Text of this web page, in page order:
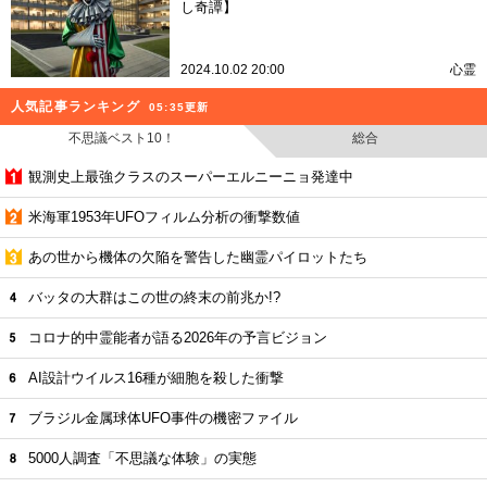
し奇譚】
2024.10.02 20:00 心霊
人気記事ランキング 05:35更新
不思議ベスト10！ 総合
観測史上最強クラスのスーパーエルニーニョ発達中
米海軍1953年UFOフィルム分析の衝撃数値
あの世から機体の欠陥を警告した幽霊パイロットたち
バッタの大群はこの世の終末の前兆か!?
コロナ的中霊能者が語る2026年の予言ビジョン
AI設計ウイルス16種が細胞を殺した衝撃
ブラジル金属球体UFO事件の機密ファイル
5000人調査「不思議な体験」の実態